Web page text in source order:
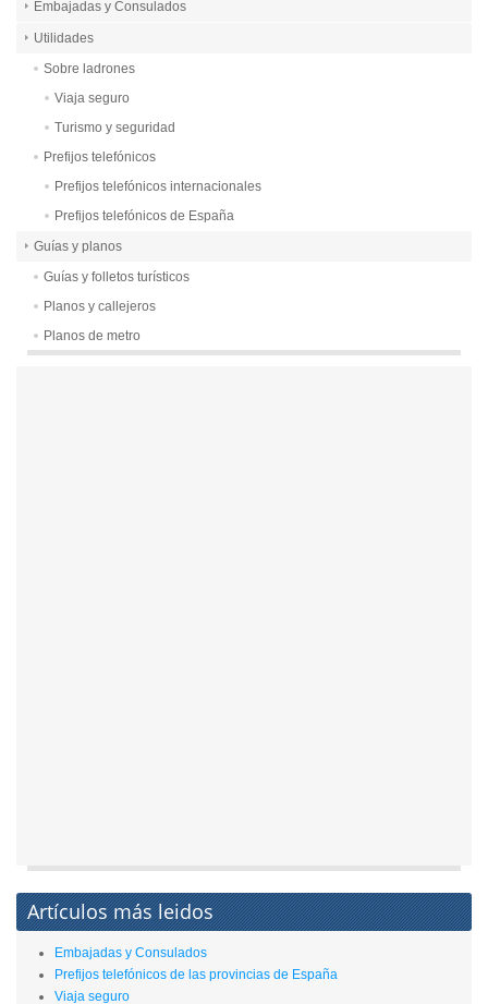
Embajadas y Consulados
Utilidades
Sobre ladrones
Viaja seguro
Turismo y seguridad
Prefijos telefónicos
Prefijos telefónicos internacionales
Prefijos telefónicos de España
Guías y planos
Guías y folletos turísticos
Planos y callejeros
Planos de metro
Artículos más leidos
Embajadas y Consulados
Prefijos telefónicos de las provincias de España
Viaja seguro